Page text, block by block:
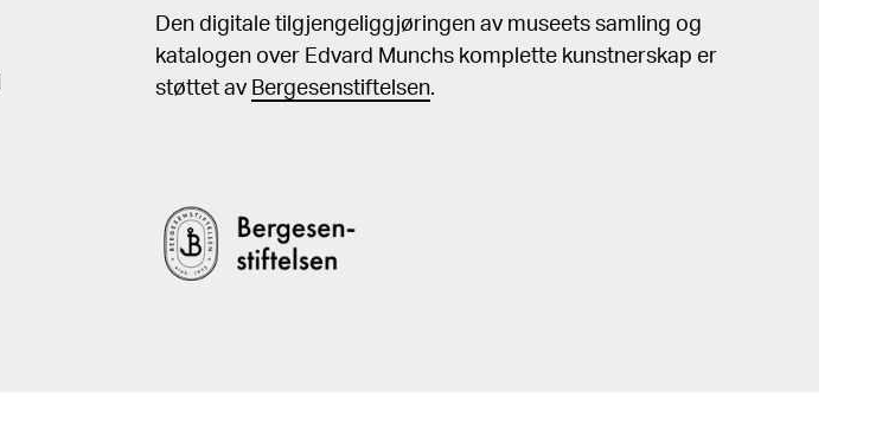
Den digitale tilgjengeliggjøringen av museets samling og
katalogen over Edvard Munchs komplette kunstnerskap er
støttet av Bergesenstiftelsen.